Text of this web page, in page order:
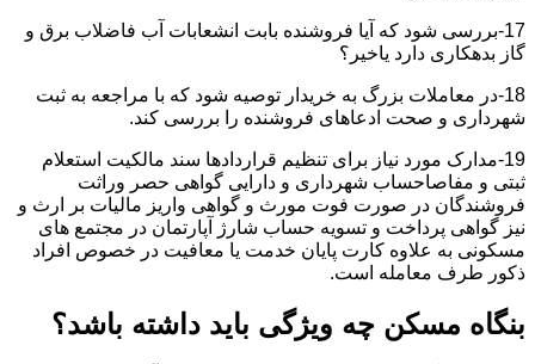
17-بررسی شود که آیا فروشنده بابت انشعابات آب فاضلاب برق و
گاز بدهکاری دارد یاخیر؟
18-در معاملات بزرگ به خریدار توصیه شود که با مراجعه به ثبت
شهرداری و صحت ادعاهای فروشنده را بررسی کند.
19-مدارک مورد نیاز برای تنظیم قراردادها سند مالکیت استعلام
ثبتی و مفاصاحساب شهرداری و دارایی گواهی حصر وراثت
فروشندگان در صورت فوت مورث و گواهی واریز مالیات بر ارث و
نیز گواهی پرداخت و تسویه حساب شارژ آپارتمان در مجتمع های
مسکونی به علاوه کارت پایان خدمت یا معافیت در خصوص افراد
ذکور طرف معامله است.
بنگاه مسکن چه ویژگی باید داشته باشد؟